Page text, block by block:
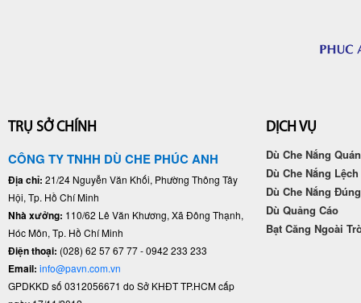
TRỤ SỞ CHÍNH
CÔNG TY TNHH DÙ CHE PHÚC ANH
Địa chỉ: 21/24 Nguyễn Văn Khối, Phường Thông Tây
Hội, Tp. Hồ Chí Minh
Nhà xưởng: 110/62 Lê Văn Khương, Xã Đông Thạnh,
Hóc Môn, Tp. Hồ Chí Minh
Điện thoại: (028) 62 57 67 77 - 0942 233 233
Email: info@pavn.com.vn
GPDKKD số 0312056671 do Sở KHĐT TP.HCM cấp
DỊCH VỤ
Dù Che Nắng
Dù Che Nắng
Dù Che Nắng
Dù Quảng Cáo
Bạt Căng Ngoài